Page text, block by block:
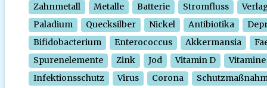
Zahnmetall
Metalle Batterie Stromfluss
Paladium
Quecksilber Nickel Antibiotika
Bifidobacterium
Enterococcus Akkermansia
Spurenelemente
Zink Jod Vitamin D
Vitamine
Infektionsschutz
Virus Corona